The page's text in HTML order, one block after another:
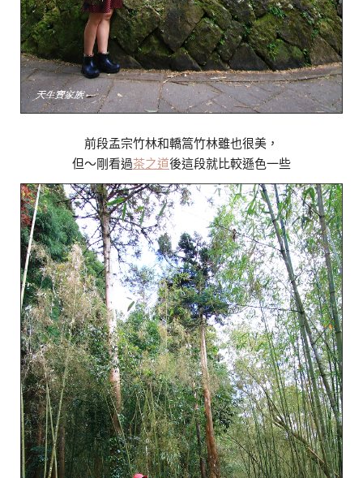
前段孟宗竹林和轎篙竹林雖也很美，
但～剛看過茶之道後這段就比較遜色一些